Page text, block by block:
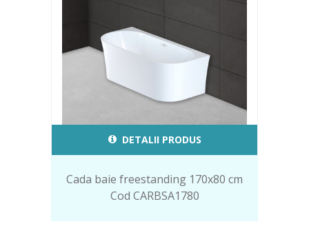
DETALII PRODUS
Cada baie freestanding 170x80 cm
Cod CARBSA1780